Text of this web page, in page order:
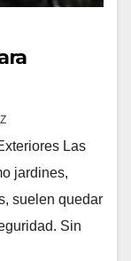
Las
jardines,
suelen quedar
Sin